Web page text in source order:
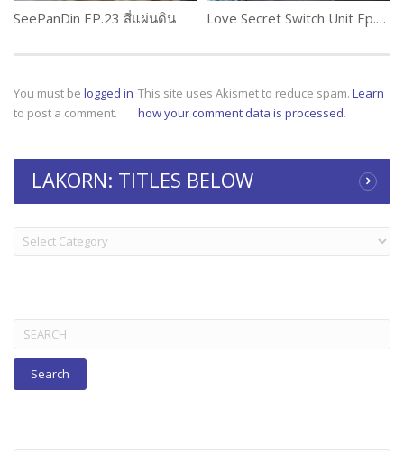
SeePanDin EP.23 สี่แผ่นดิน Love Secret Switch Unit Ep.7 Part 2
You must be logged in
to post a comment.
This site uses Akismet to reduce spam. Learn
how your comment data is processed.
LAKORN: TITLES BELOW
LAKORN:
TITLES
Search
for: